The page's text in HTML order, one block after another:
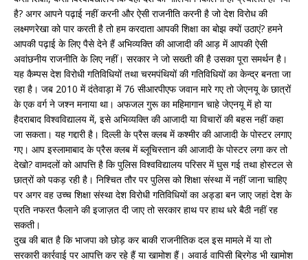
है? अगर आपने पढ़ाई नहीं करनी और ऐसी राजनीति करनी है जो देश विरोध की
लक्ष्मणरेखा को पार करती है तो हम करदाता आपकी शिक्षा का बोझ क्यों उठाएं? हमने
आपकी पढ़ाई के लिए पैसे देने हैं अभिव्यक्ति की आजादी की आड़ में आपकी ऐसी
अवांछनीय राजनीति के लिए नहीं। सरकार ने जो सख्ती की है उसका पूरा समर्थन है।
यह कैम्पस देश विरोधी गतिविधियों तथा चरमपंथियों की गतिविधियों का केन्द्र बनता जा
रहा है। जब 2010 में दंतेवाड़ा में 76 सीआरपीएफ जवान मारे गए तो जेएनयू के छात्रों
के एक वर्ग ने जश्न मनाया था। अफजल गुरू का महिमागान चाहे जेएनयू में हो या
हैदराबाद विश्वविद्यालय में, इसे अभिव्यक्ति की आजादी या विचारों की बहस नहीं कहा
जा सकता। यह गद्दारी है। दिल्ली के प्रैस क्लब में कश्मीर की आजादी के पोस्टर लगाए
गए। आप इस्लामाबाद के प्रैस क्लब में ब्लूचिस्तान की आजादी के पोस्टर लगा कर तो
देखो? वामदलों को आपत्ति है कि पुलिस विश्वविद्यालय परिसर में घुस गई तथा होस्टल से
छात्रों को पकड़ रही है। निश्चित तौर पर पुलिस को शिक्षा संस्था में नहीं जाना चाहिए
पर अगर वह उच्च शिक्षा संस्था देश विरोधी गतिविधियों का अड्डा बन जाए जहां देश के
प्रति नफरत फैलाने की इजाज़त दी जाए तो सरकार हाथ पर हाथ धरे बैठी नहीं रह
सकती।
दुख की बात है कि भाजपा को छोड़ कर बाकी राजनीतिक दल इस मामले में या तो
सरकारी कार्रवाई पर आपत्ति कर रहे हैं या खामोश हैं। अवार्ड वापिसी ब्रिगेड भी खामोश